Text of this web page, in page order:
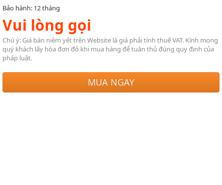
Bảo hành: 12 tháng
Vui lòng gọi
Chú ý: Giá bán niêm yết trên Website là giá phải tính thuế VAT. Kính mong
quý khách lấy hóa đơn đỏ khi mua hàng để tuân thủ đúng quy định của
pháp luật.
MUA NGAY